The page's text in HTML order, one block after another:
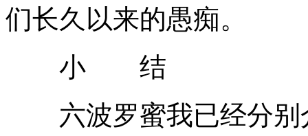
们长久以来的愚痴。
小 结
六波罗蜜我已经分别